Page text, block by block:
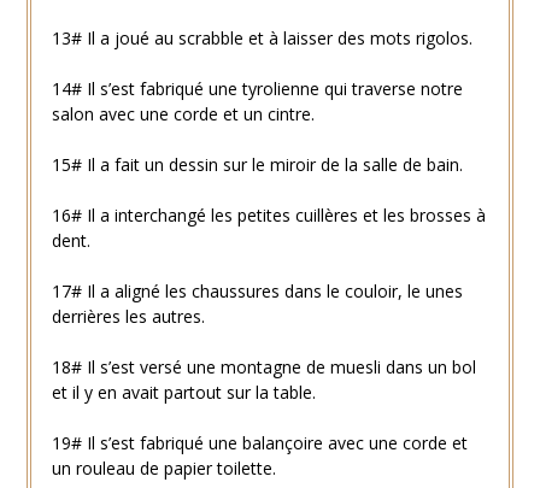
13# Il a joué au scrabble et à laisser des mots rigolos.
14# Il s’est fabriqué une tyrolienne qui traverse notre
salon avec une corde et un cintre.
15# Il a fait un dessin sur le miroir de la salle de bain.
16# Il a interchangé les petites cuillères et les brosses à
dent.
17# Il a aligné les chaussures dans le couloir, le unes
derrières les autres.
18# Il s’est versé une montagne de muesli dans un bol
et il y en avait partout sur la table.
19# Il s’est fabriqué une balançoire avec une corde et
un rouleau de papier toilette.